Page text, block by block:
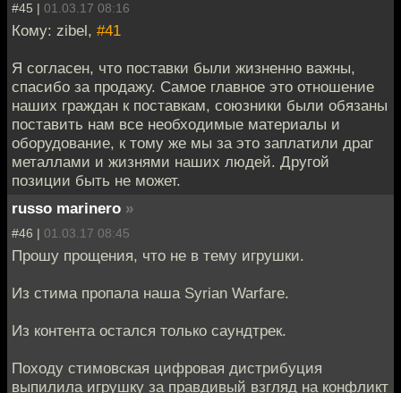
#45 | 01.03.17 08:16
Кому: zibel, #41
Я согласен, что поставки были жизненно важны,
спасибо за продажу. Самое главное это отношение
наших граждан к поставкам, союзники были обязаны
поставить нам все необходимые материалы и
оборудование, к тому же мы за это заплатили драг
металлами и жизнями наших людей. Другой
позиции быть не может.
russo marinero »
#46 | 01.03.17 08:45
Прошу прощения, что не в тему игрушки.
Из стима пропала наша Syrian Warfare.
Из контента остался только саундтрек.
Походу стимовская цифровая дистрибуция
выпилила игрушку за правдивый взгляд на конфликт